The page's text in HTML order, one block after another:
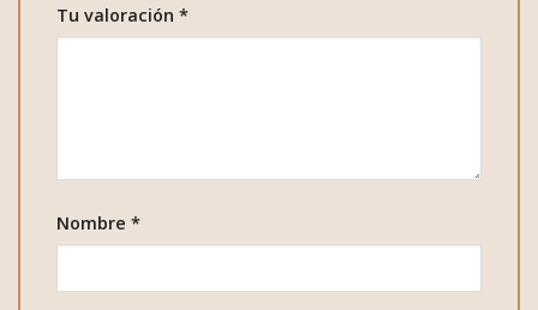
Tu valoración *
Nombre *